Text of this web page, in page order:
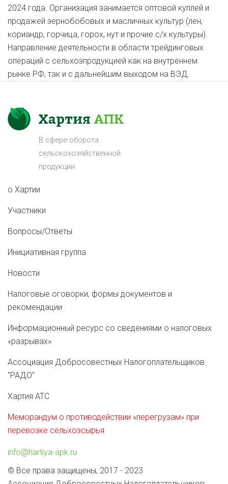
2024 года. Организация занимается оптовой куплей и
продажей зернобобовых и масличных культур (лен,
кориандр, горчица, горох, нут и прочие с/х культуры).
Направление деятельности в области трейдинговых
операций с сельхозпродукцией как на внутреннем
рынке РФ, так и с дальнейшим выходом на ВЭД.
В сфере оборота
сельскохозяйственной
продукции
о Хартии
Участники
Вопросы/Ответы
Инициативная группа
Новости
Налоговые оговорки, формы документов и
рекомендации
Информационный ресурс со сведениями о налоговых
«разрывах»
Ассоциация Добросовестных Налогоплательщиков
"РАДО"
Хартия АТС
Меморандум о противодействии «перегрузам» при
перевозке сельхозсырья
info@hartiya-apk.ru
© Все права защищены, 2017 - 2023